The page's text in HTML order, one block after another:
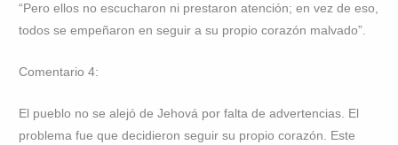
“Pero ellos no escucharon ni prestaron atención; en vez de eso,
todos se empeñaron en seguir a su propio corazón malvado”.
Comentario 4:
El pueblo no se alejó de Jehová por falta de advertencias. El
problema fue que decidieron seguir su propio corazón. Este